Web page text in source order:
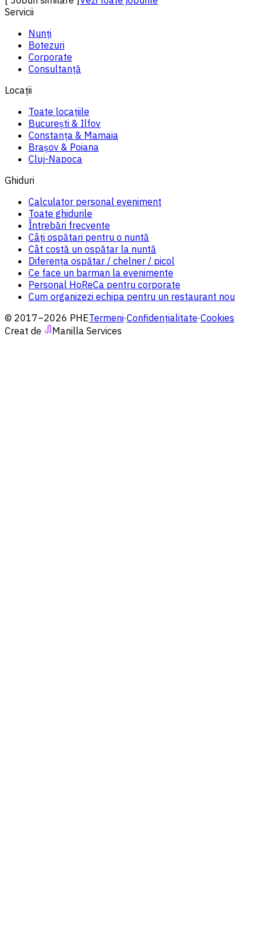
Servicii
Nunți
Botezuri
Corporate
Consultanță
Locații
Toate locațiile
București & Ilfov
Constanța & Mamaia
Brașov & Poiana
Cluj-Napoca
Ghiduri
Calculator personal eveniment
Toate ghidurile
Întrebări frecvente
Câți ospătari pentru o nuntă
Cât costă un ospătar la nuntă
Diferența ospătar / chelner / picol
Ce face un barman la evenimente
Personal HoReCa pentru corporate
Cum organizezi echipa pentru un restaurant nou
© 2017–2026 PHETermeni·Confidențialitate·Cookies
Creat de
Manilla Services